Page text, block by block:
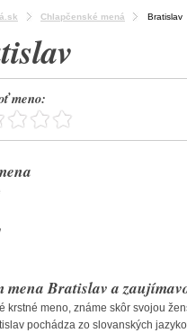
Chlapčenské mená Bratislav
meno:
mena Bratislav a
krstné meno, známe skôr svojou
pochádza zo slovanských